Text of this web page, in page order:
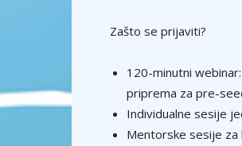
Zašto se prijaviti?
120-minutni
priprema za pre-
Individualne sesije
Mentorske sesije za